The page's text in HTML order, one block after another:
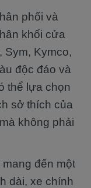
phối và
khối cửa
Sym, Kymco,
độc đáo và
thể lựa chọn
sở thích của
không phải
đến một
dài, xe chính